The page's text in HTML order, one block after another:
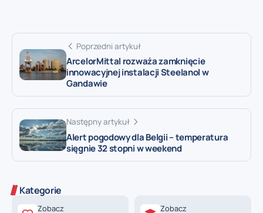
Poprzedni artykuł
ArcelorMittal rozważa zamknięcie
innowacyjnej instalacji Steelanol w
Gandawie
Następny artykuł
Alert pogodowy dla Belgii – temperatura
sięgnie 32 stopni w weekend
Kategorie
Zobacz Zobacz